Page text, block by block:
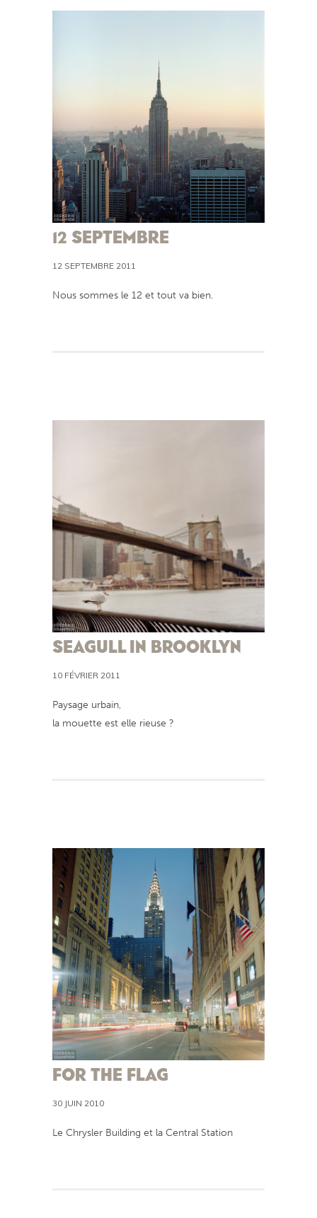
12 SEPTEMBRE
12 SEPTEMBRE 2011
Nous sommes le 12 et tout va bien.
SEAGULL IN BROOKLYN
10 FÉVRIER 2011
Paysage urbain,
la mouette est elle rieuse ?
FOR THE FLAG
30 JUIN 2010
Le Chrysler Building et la Central Station